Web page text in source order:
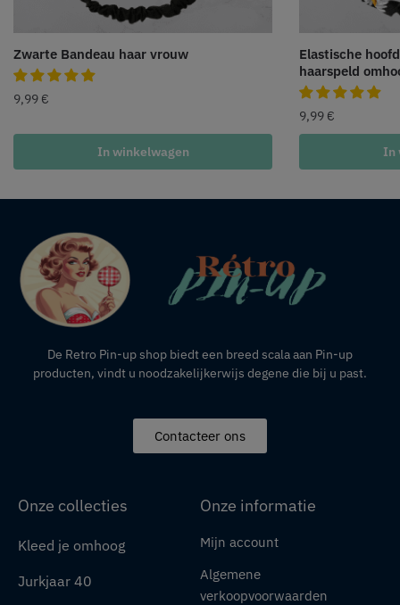
Zwarte Bandeau haar vrouw
9,99 €
In winkelwagen
Elastische
haarspeld
9,99 €
In
De Retro Pin-up shop biedt een breed scala aan Pin-up
producten, vindt u noodzakelijkerwijs degene die bij u past.
Contacteer ons
Onze collecties
Kleed je omhoog
Jurkjaar 40
Onze informatie
Mijn account
Algemene
verkoopvoorwaarden